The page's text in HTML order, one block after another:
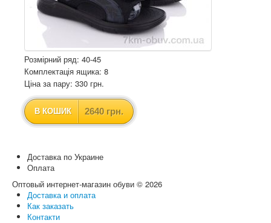
Розмірний ряд: 40-45
Комплектація ящика: 8
Ціна за пару: 330 грн.
В КОШИК 2640 грн.
Доставка по Украине
Оплата
Оптовый интернет-магазин обуви © 2026
Доставка и оплата
Как заказать
Контакти